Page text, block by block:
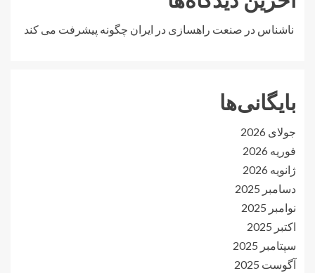
ناشناس در صنعت راهسازی در ایران چگونه پیشرفت می کند
بایگانی‌ها
جولای 2026
فوریه 2026
ژانویه 2026
دسامبر 2025
نوامبر 2025
اکتبر 2025
سپتامبر 2025
آگوست 2025